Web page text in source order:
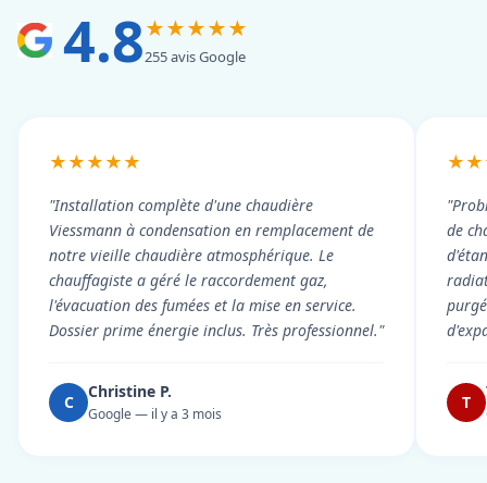
4.8★★★★★
255 avis Google
★★★★★
"Installation complète d'une chaudière
Viessmann à condensation en remplacement de
notre vieille chaudière atmosphérique. Le
chauffagiste a géré le raccordement gaz,
l'évacuation des fumées et la mise en service.
Dossier prime énergie inclus. Très professionnel."
C
Christine P.
Google — il y a 3 mois
de
T